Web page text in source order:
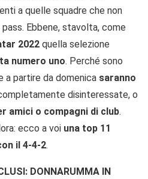
a quelle squadre che non
Ebbene, stavolta, come
2022 quella selezione
numero uno. Perché sono
partire da domenica saranno
disinteressate, o
amici o compagni di club.
ecco a voi una top 11
il 4-4-2.
DONNARUMMA IN